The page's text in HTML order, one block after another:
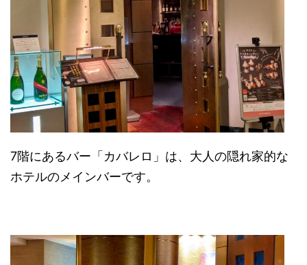
7階にあるバー「カバレロ」は、大人の隠れ家的な
ホテルのメインバーです。